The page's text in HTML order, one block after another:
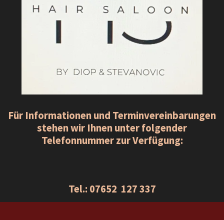
Für Informationen und Terminvereinbarungen
stehen wir Ihnen unter folgender
Telefonnummer zur Verfügung:
Tel.: 07652 127 337